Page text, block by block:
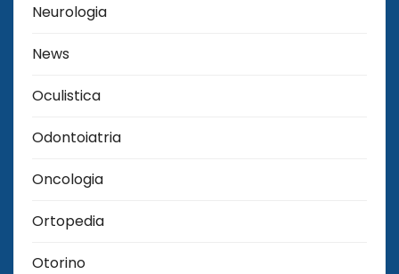
Neurologia
News
Oculistica
Odontoiatria
Oncologia
Ortopedia
Otorino